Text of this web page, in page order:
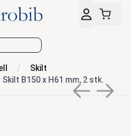
Skilt
Skilt B150 x H61 mm, 2 stk.
Previous
Next